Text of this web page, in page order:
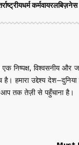
धर्म कर्मवायरलबिज़नेस
निष्पक्ष, विश्वसनीय और
हमारा उद्देश्य
तक तेज़ी से पहुँचाना है।